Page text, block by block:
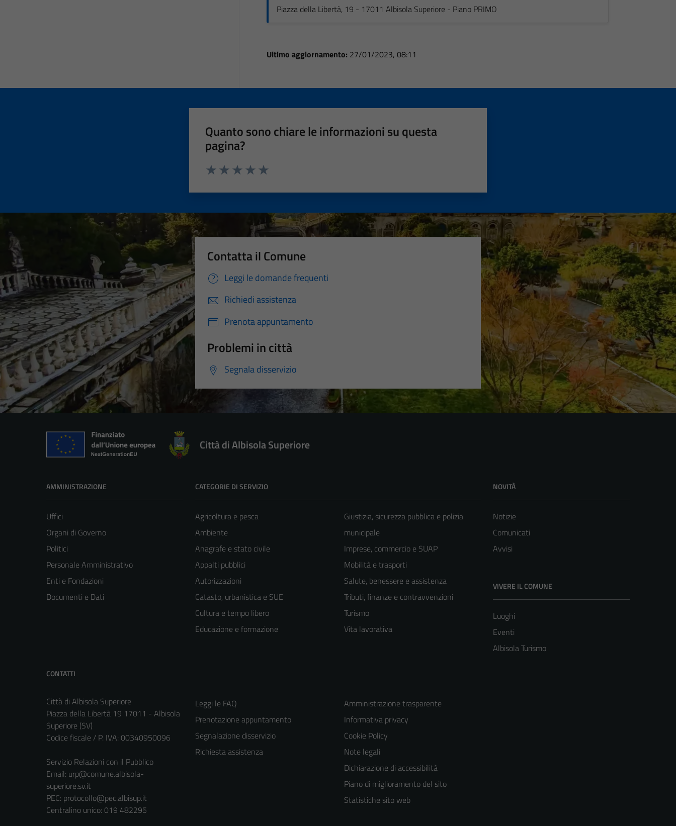
Piazza della Libertà, 19 - 17011 Albisola Superiore - Piano PRIMO
Ultimo aggiornamento: 27/01/2023, 08:11
Quanto sono chiare le informazioni su questa
pagina?
Contatta il Comune
Leggi le domande frequenti
Richiedi assistenza
Prenota appuntamento
Problemi in città
Segnala disservizio
Città di Albisola Superiore
AMMINISTRAZIONE
Uffici
Organi di Governo
Politici
Personale Amministrativo
Enti e Fondazioni
Documenti e Dati
CATEGORIE DI SERVIZIO
Agricoltura e pesca
Ambiente
Anagrafe e stato civile
Appalti pubblici
Autorizzazioni
Catasto, urbanistica e SUE
Cultura e tempo libero
Educazione e formazione
Giustizia, sicurezza pubblica e polizia
municipale
Imprese, commercio e SUAP
Mobilità e trasporti
Salute, benessere e assistenza
Tributi, finanze e contravvenzioni
Turismo
Vita lavorativa
NOVITÀ
Notizie
Comunicati
Avvisi
VIVERE IL COMUNE
Luoghi
Eventi
Albisola Turismo
CONTATTI
Città di Albisola Superiore
Piazza della Libertà 19 17011 - Albisola
Superiore (SV)
Codice fiscale / P. IVA: 00340950096
Servizio Relazioni con il Pubblico
Email: urp@comune.albisola-
superiore.sv.it
PEC: protocollo@pec.albisup.it
Centralino unico: 019 482295
Leggi le FAQ
Prenotazione appuntamento
Segnalazione disservizio
Richiesta assistenza
Amministrazione trasparente
Informativa privacy
Cookie Policy
Note legali
Dichiarazione di accessibilità
Piano di miglioramento del sito
Statistiche sito web
Tecnici
Questi cookie
sono necessari
per il